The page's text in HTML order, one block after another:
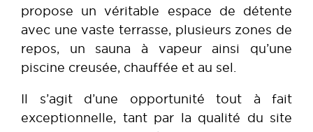
propose un véritable espace de détente
avec une vaste terrasse, plusieurs zones de
repos, un sauna à vapeur ainsi qu’une
piscine creusée, chauffée et au sel.
Il s’agit d’une opportunité tout à fait
exceptionnelle, tant par la qualité du site